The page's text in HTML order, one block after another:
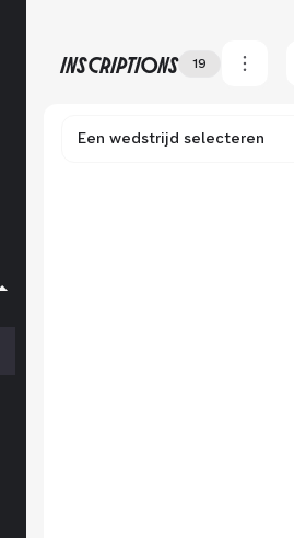
INSCRIPTIONS 19
Een wedstrijd selecteren